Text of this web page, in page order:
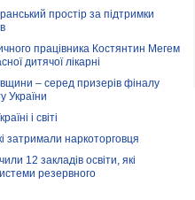
простір за підтримки
працівника Костянтин Мегем
дитячої лікарні
– серед призерів фіналу
України
і світі
затримали наркоторговця
12 закладів освіти, які
резервного